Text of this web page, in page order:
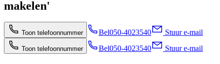
makelen'
Toon telefoonnummer Bel050-4023540 Stuur e-mail
Toon telefoonnummer Bel050-4023540 Stuur e-mail